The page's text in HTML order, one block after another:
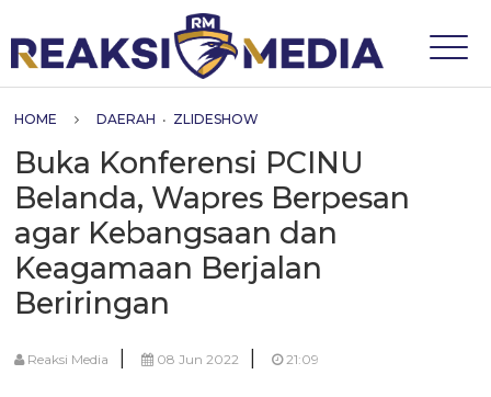
HOME DAERAH • ZLIDESHOW
Buka Konferensi PCINU
Belanda, Wapres Berpesan
agar Kebangsaan dan
Keagamaan Berjalan
Beriringan
Reaksi Media | 08 Jun 2022 | 21:09